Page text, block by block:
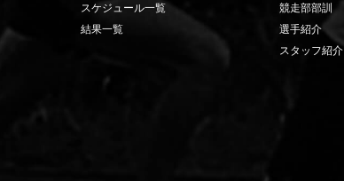
スケジュール一覧
結果一覧
競走部部訓
選手紹介
スタッフ紹介